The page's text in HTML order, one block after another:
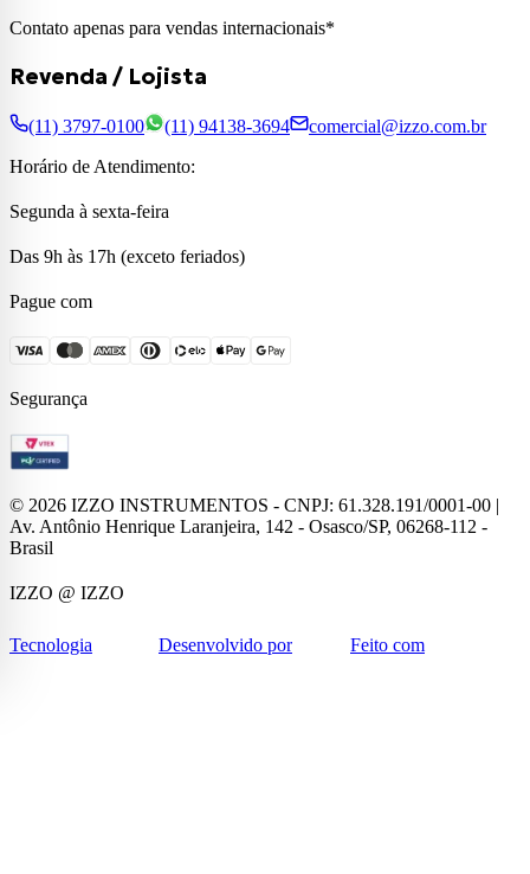
Contato apenas para vendas internacionais*
Revenda / Lojista
(11) 3797-0100 (11) 94138-3694
comercial@izzo.com.br
Horário de Atendimento:
Segunda à sexta-feira
Das 9h às 17h (exceto feriados)
Pague com
Segurança
© 2026 IZZO INSTRUMENTOS - CNPJ: 61.328.191/0001-00 |
Av. Antônio Henrique Laranjeira, 142 - Osasco/SP, 06268-112 -
Brasil
IZZO @ IZZO
Tecnologia Desenvolvido por Feito com